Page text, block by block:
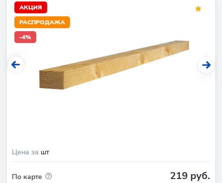
Цена за шт
АКЦИЯ
РАСПРОДАЖА
-4%
По карте 219 руб.